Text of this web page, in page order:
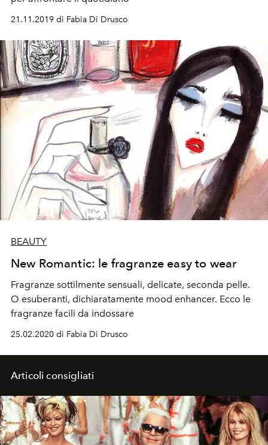
21.11.2019 di Fabia Di Drusco
BEAUTY
New Romantic: le fragranze easy to wear
Fragranze sottilmente sensuali, delicate, seconda pelle.
O esuberanti, dichiaratamente mood enhancer. Ecco le
fragranze facili da indossare
25.02.2020 di Fabia Di Drusco
Articoli consigliati